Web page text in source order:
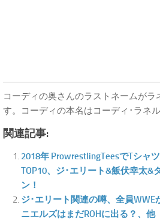
コーディの奥さんのラストネームが
す。コーディの本名はコーディ･ラネル
関連記事:
2018年 ProwrestlingTeesでTシャ
TOP10、ジ･エリート&飯伏幸太&
ン！
ジ･エリート関連の噂、全員
ニエルズはまだROHに出る？、他